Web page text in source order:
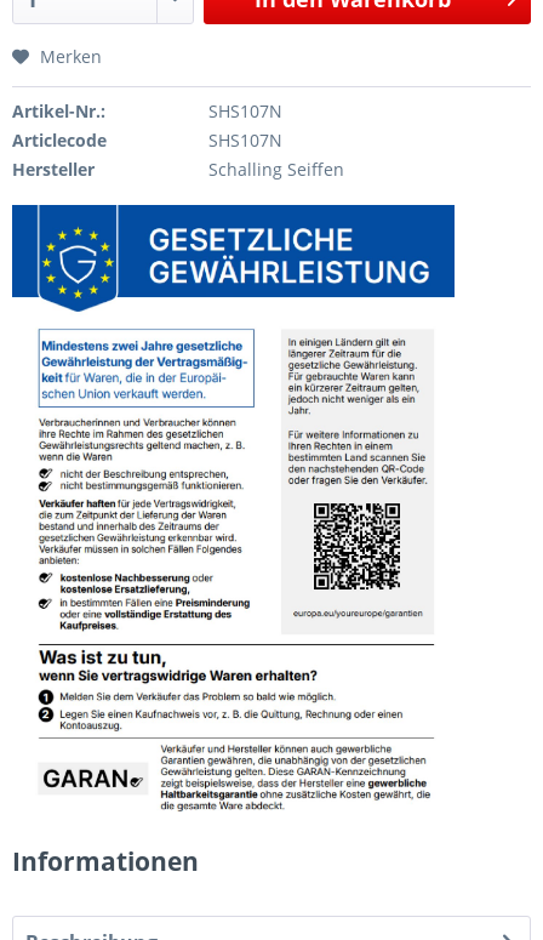
Merken
Artikel-Nr.:
SHS107N
Articlecode
SHS107N
Hersteller
Schalling Seiffen
Informationen